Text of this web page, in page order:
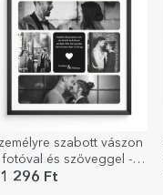
szabott vászon
fotóval és szöveggel -
szerelem
296 Ft